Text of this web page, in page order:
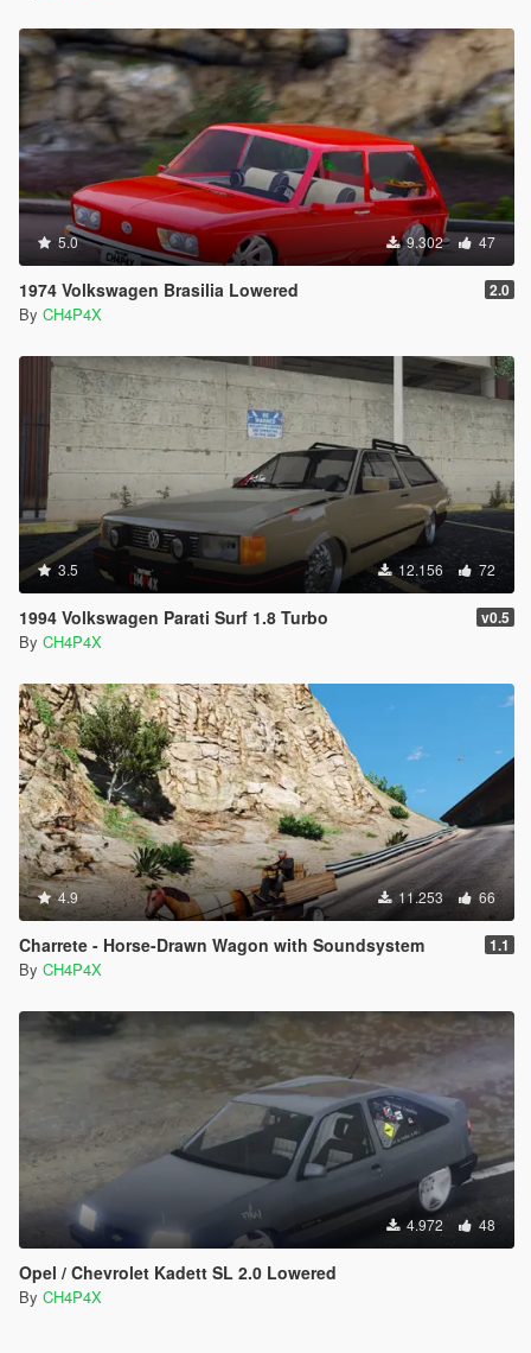
5.0 9.302 47
1974 Volkswagen Brasilia Lowered 2.0
By CH4P4X
3.5 12.156 72
1994 Volkswagen Parati Surf 1.8 Turbo v0.5
By CH4P4X
4.9 11.253 66
Charrete - Horse-Drawn Wagon with Soundsystem 1.1
By CH4P4X
4.972 48
Opel / Chevrolet Kadett SL 2.0 Lowered
By CH4P4X